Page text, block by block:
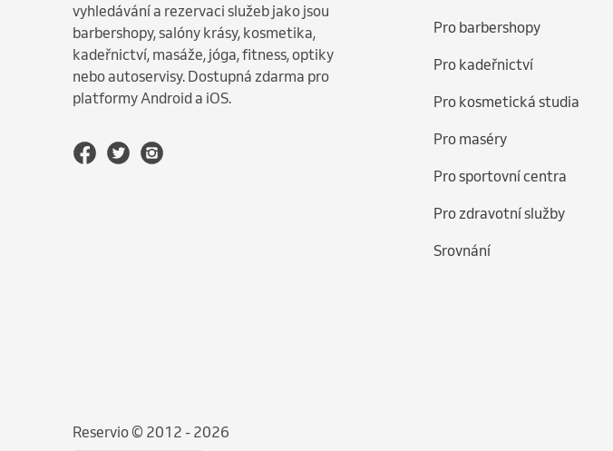
vyhledávání a rezervaci služeb jako jsou
barbershopy, salóny krásy, kosmetika,
kadeřnictví, masáže, jóga, fitness, optiky
nebo autoservisy. Dostupná zdarma pro
platformy Android a iOS.
Pro barbershopy
Pro kadeřnictví
Pro kosmetická studia
Pro maséry
Pro sportovní centra
Pro zdravotní služby
Srovnání
Reservio © 2012 - 2026